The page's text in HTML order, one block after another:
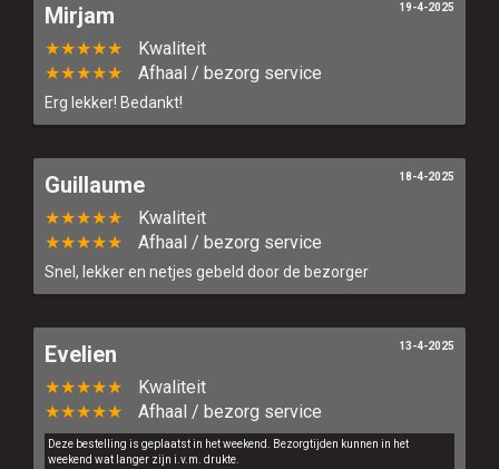
Mirjam
★★★★★
Kwaliteit
★★★★★
Afhaal / bezorg service
Erg lekker! Bedankt!
19-4-2025
Guillaume
★★★★★
Kwaliteit
★★★★★
Afhaal / bezorg service
Snel, lekker en netjes gebeld door de bezorger
18-4-2025
Evelien
★★★★★
Kwaliteit
★★★★★
Afhaal / bezorg service
Deze bestelling is geplaatst in het weekend. Bezorgtijden kunnen in het
weekend wat langer zijn i.v.m. drukte.
13-4-2025